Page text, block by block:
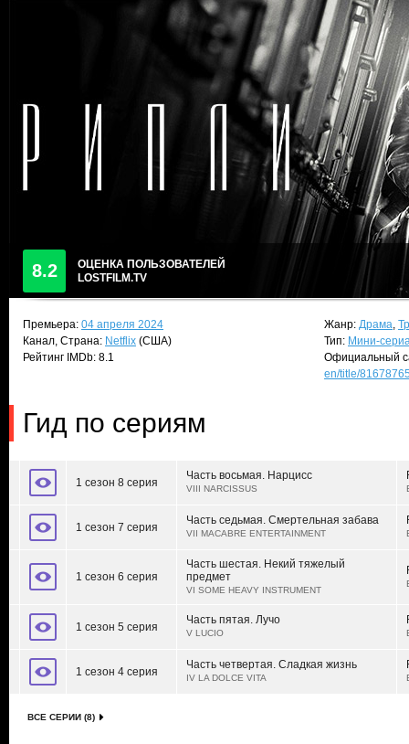
8.2
ОЦЕНКА ПОЛЬЗОВАТЕЛЕЙ
LOSTFILM.TV
Премьера: 04 апреля 2024
Канал, Страна: Netflix (США)
Рейтинг IMDb: 8.1
Жанр: Драма,
Тип: Мини-
Официальный
en/title/
Гид по сериям
1 сезон 8 серия
Часть восьмая. Нарцисс
VIII NARCISSUS
1 сезон 7 серия
Часть седьмая. Смертельная забава
VII MACABRE ENTERTAINMENT
1 сезон 6 серия
Часть шестая. Некий тяжелый
предмет
VI SOME HEAVY INSTRUMENT
1 сезон 5 серия
Часть пятая. Лучо
V LUCIO
1 сезон 4 серия
Часть четвертая. Сладкая жизнь
IV LA DOLCE VITA
ВСЕ СЕРИИ (8)